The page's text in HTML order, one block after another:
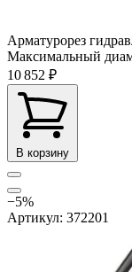
Арматурорез
Максимальный
10 852 ₽
В корзину
−5%
Артикул: 372201